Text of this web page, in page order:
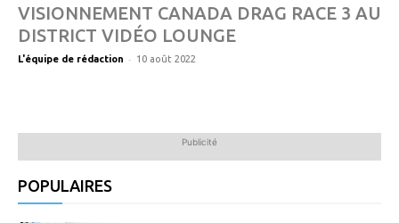
VISIONNEMENT CANADA DRAG RACE 3 AU
DISTRICT VIDÉO LOUNGE
L'équipe de rédaction - 10 août 2022
Publicité
POPULAIRES